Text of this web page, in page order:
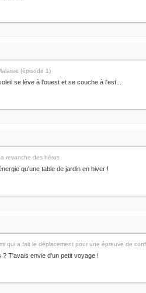
(épisode 1)
se lève à l'ouest et se couche à l'est...
revanche des héros
qu'une table de jardin en hiver !
qui a fait le déplacement pour une épreuve de
? T'avais envie d'un petit voyage !